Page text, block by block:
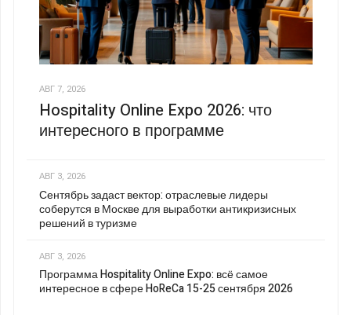
АВГ 7, 2026
Hospitality Online Expo 2026: что
интересного в программе
АВГ 3, 2026
Сентябрь задаст вектор: отраслевые лидеры
соберутся в Москве для выработки антикризисных
решений в туризме
АВГ 3, 2026
Программа Hospitality Online Expo: всё самое
интересное в сфере HoReCa 15-25 сентября 2026